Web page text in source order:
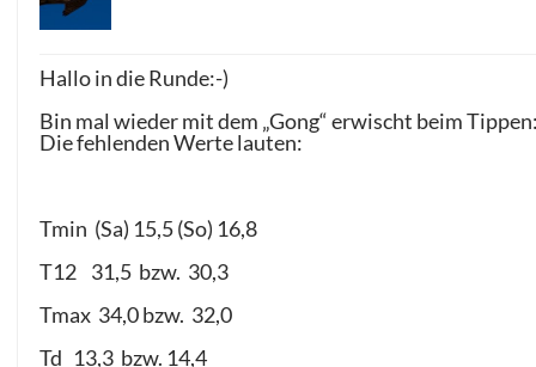
Hallo in die Runde:-)
Bin mal wieder mit dem „Gong“ erwischt beim
Die fehlenden Werte lauten:
Tmin (Sa) 15,5 (So) 16,8
T12 31,5 bzw. 30,3
Tmax 34,0 bzw. 32,0
Td 13,3 bzw. 14,4